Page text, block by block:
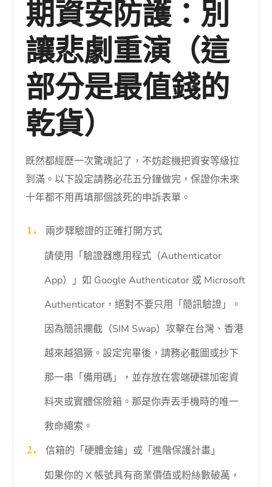
期資安防護：別
讓悲劇重演（這
部分是最值錢的
乾貨）
既然都經歷一次驚魂記了，不妨趁機把資安等級拉
到滿。以下設定請務必花五分鐘做完，保證你未來
十年都不用再填那個該死的申訴表單。
兩步驟驗證的正確打開方式
請使用「驗證器應用程式（Authenticator
App）」如 Google Authenticator 或 Microsoft
Authenticator，絕對不要只用「簡訊驗證」。
因為簡訊攔截（SIM Swap）攻擊在台灣、香港
越來越猖獗。設定完畢後，請務必截圖或抄下
那一串「備用碼」，並存放在雲端硬碟加密資
料夾或實體保險箱。那是你弄丟手機時的唯一
救命繩索。
信箱的「硬體金鑰」或「進階保護計畫」
如果你的 X 帳號具有商業價值或粉絲數破萬，